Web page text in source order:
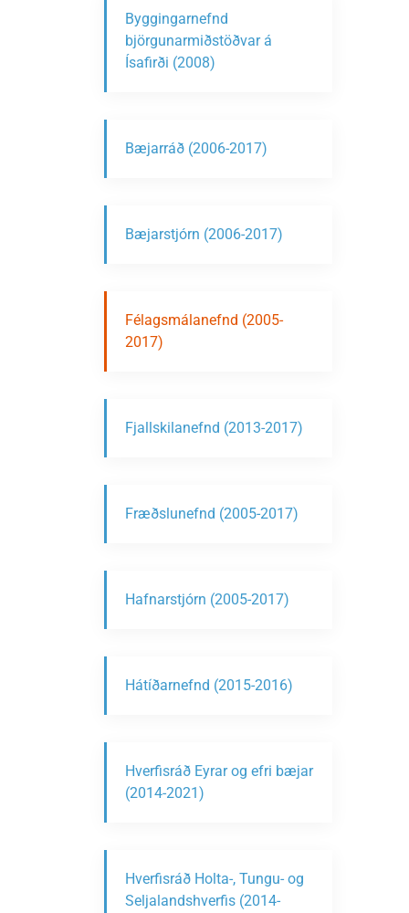
Byggingarnefnd
björgunarmiðstöðvar á
Ísafirði (2008)
Bæjarráð (2006-2017)
Bæjarstjórn (2006-2017)
Félagsmálanefnd (2005-
2017)
Fjallskilanefnd (2013-2017)
Fræðslunefnd (2005-2017)
Hafnarstjórn (2005-2017)
Hátíðarnefnd (2015-2016)
Hverfisráð Eyrar og efri bæjar
(2014-2021)
Hverfisráð Holta-, Tungu- og
Seljalandshverfis (2014-